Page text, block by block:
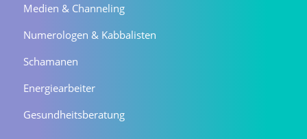
Medien & Channeling
Numerologen & Kabbalisten
Schamanen
Energiearbeiter
Gesundheitsberatung